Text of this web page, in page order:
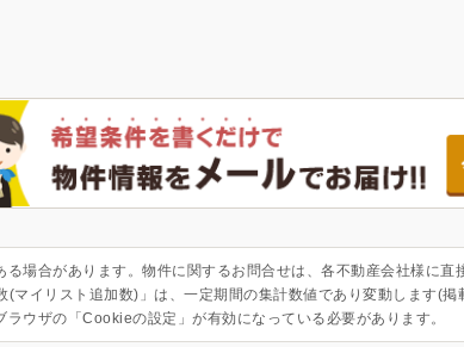
場合があります。物件に関するお問合せは、各不動産会社様に直
イリスト追加数)」は、一定期間の集計数値であり変動します(掲
ウザの「Cookieの設定」が有効になっている必要があります。